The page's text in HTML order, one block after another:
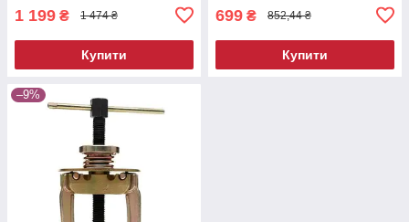
1 199 ₴ 1 474 ₴
Купити
699 ₴ 852,44 ₴
Купити
–9%